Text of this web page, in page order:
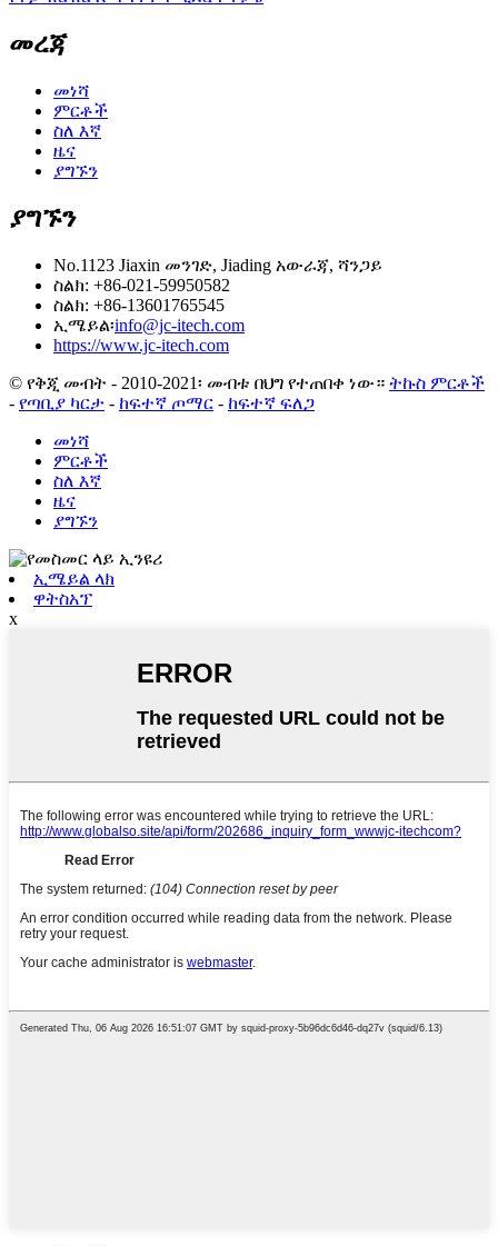
መረጃ
መነሻ
ምርቶች
ስለ እኛ
ዜና
ያግኙን
ያግኙን
No.1123 Jiaxin መንገድ, Jiading አውራጃ, ሻንጋይ
ስልክ: +86-021-59950582
ስልክ: +86-13601765545
ኢሜይል፡info@jc-itech.com
https://www.jc-itech.com
© የቅጂ መብት - 2010-2021፡ መብቱ በህግ የተጠበቀ ነው። ትኩስ ምርቶች
- የጣቢያ ካርታ - ከፍተኛ ጦማር - ከፍተኛ ፍለጋ
መነሻ
ምርቶች
ስለ እኛ
ዜና
ያግኙን
ኢሜይል ላክ
ዋትስአፕ
x